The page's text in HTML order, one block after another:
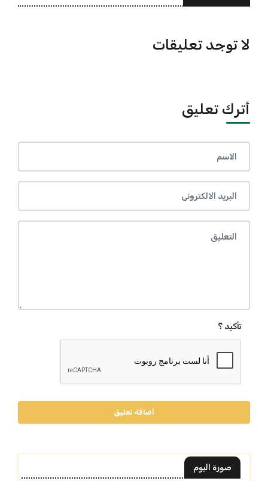
لا توجد تعليقات
أترك تعليق
تأكيد ؟
أضافة تعليق
صورة اليوم